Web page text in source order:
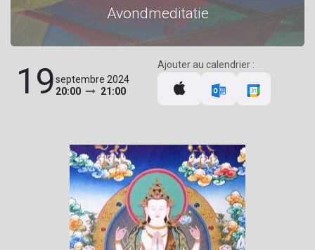
Avondmeditatie
19septembre 2024
20:00
21:00
Ajouter au calendrier :